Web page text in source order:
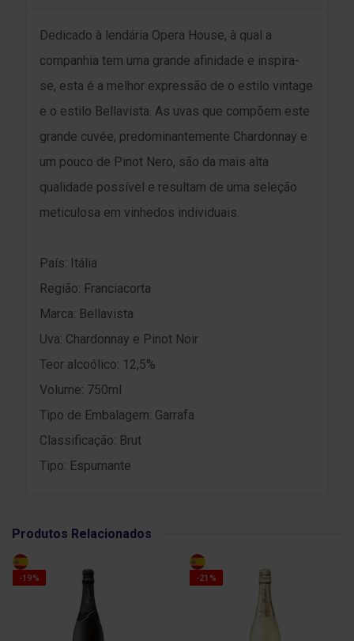
Dedicado à lendária Opera House, à qual a
companhia tem uma grande afinidade e inspira-
se, esta é a melhor expressão de o estilo vintage
e o estilo Bellavista. As uvas que compõem este
grande cuvée, predominantemente Chardonnay e
um pouco de Pinot Nero, são da mais alta
qualidade possível e resultam de uma seleção
meticulosa em vinhedos individuais.
País: Itália
Região: Franciacorta
Marca: Bellavista
Uva: Chardonnay e Pinot Noir
Teor alcoólico: 12,5%
Volume: 750ml
Tipo de Embalagem: Garrafa
Classificação: Brut
Tipo: Espumante
Produtos Relacionados
-19% -21%